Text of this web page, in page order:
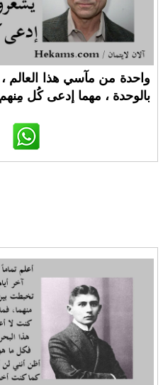
واحدة من مآسي هذا العالم
بالوحدة ، مهما إدعى كُل